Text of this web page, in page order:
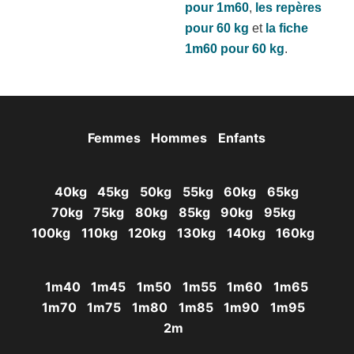
pour 1m60, les repères
pour 60 kg et la fiche
1m60 pour 60 kg.
Femmes Hommes Enfants
40kg 45kg 50kg 55kg 60kg
65kg
70kg
75kg 80kg 85kg 90kg
95kg
100kg
110kg 120kg 130kg 140kg 160kg
1m40 1m45 1m50 1m55 1m60
1m65
1m70
1m75 1m80 1m85 1m90
1m95
2m